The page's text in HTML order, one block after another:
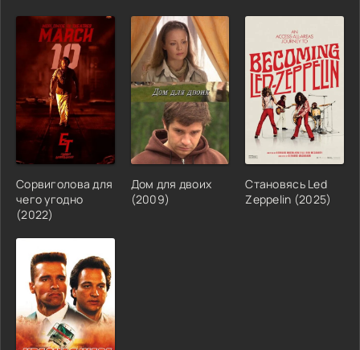
Сорвиголова для
чего угодно
(2022)
Дом для двоих
(2009)
Становясь Led
Zeppelin (2025)